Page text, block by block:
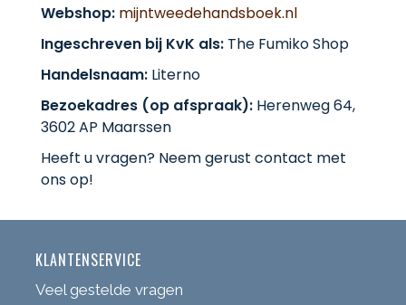
Webshop: mijntweedehandsboek.nl
Ingeschreven bij KvK als:The Fumiko Shop
Handelsnaam:Literno
Bezoekadres (op afspraak):Herenweg 64,
3602 AP Maarssen
Heeft u vragen? Neem gerust contact met
ons op!
KLANTENSERVICE
Veel gestelde vragen